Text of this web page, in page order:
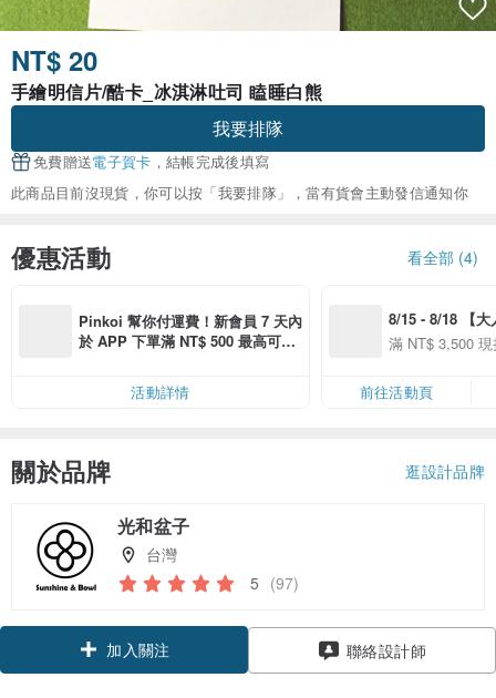
NT$ 20
手繪明信片/酷卡_冰淇淋吐司 瞌睡白熊
我要排隊
免費贈送電子賀卡 ，結帳完成後填寫
此商品目前沒現貨，你可以按「我要排隊」，當有貨會主動發信通知你
優惠活動 看全部 (4)
Pinkoi 幫你付運費！新會員 7 天內
於 APP 下單滿 NT$ 500 最高可折
活動詳情
8/15 - 8/18 【大
季】滿
50
滿 NT$ 3,500
前往活動頁
關於品牌 逛設計品牌
光和盆子
台灣
5 (97)
加入關注 聯絡設計師